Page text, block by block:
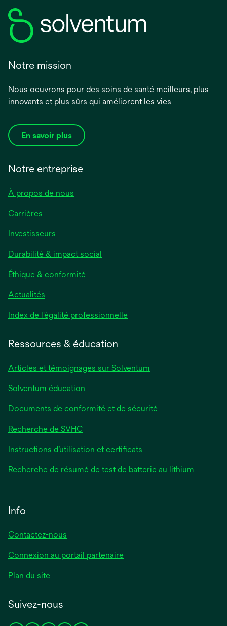
Notre mission
Nous oeuvrons pour des soins de santé meilleurs, plus
innovants et plus sûrs qui améliorent les vies
En savoir plus
Notre entreprise
À propos de nous
Carrières
Investisseurs
Durabilité & impact social
Éthique & conformité
Actualités
Index de l'égalité professionnelles’ouvre
onglet
Ressources & éducation
Articles et témoignages sur Solventum
Solventum éducation
Documents de conformité et de sécurité
Recherche de SVHC
Instructions d’utilisation et certificats
Recherche de résumé de test de batterie au lithium
Info
Contactez-nous
Connexion au portail partenaire
Plan du site
Suivez-nous